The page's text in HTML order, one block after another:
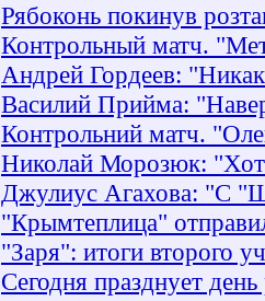
Рябоконь покинув
Контрольный матч.
Андрей Гордеев:
Василий Прийма:
Контрольний матч.
Николай Морозюк:
Джулиус Агахова: "С
"Крымтеплица"
"Заря": итоги второго
Сегодня празднует